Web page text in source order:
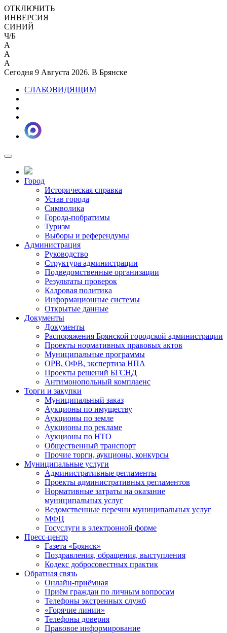
ОТКЛЮЧИТЬ
ИНВЕРСИЯ
СИНИЙ
Ч/Б
A
A
A
Сегодня 9 Августа 2026. В Брянске
СЛАБОВИДЯЩИМ
Город
Историческая справка
Устав города
Символика
Города-побратимы
Туризм
Выборы и референдумы
Администрация
Руководство
Структура администрации
Подведомственные организации
Результаты проверок
Кадровая политика
Информационные системы
Открытые данные
Документы
Документы
Распоряжения Брянской городской администрации
Проекты нормативных правовых актов
Муниципальные программы
ОРВ, ОФВ, экспертиза НПА
Проекты решений БГСНД
Антимонопольный комплаенс
Торги и закупки
Муниципальный заказ
Аукционы по имуществу
Аукционы по земле
Аукционы по рекламе
Аукционы по НТО
Общественный транспорт
Прочие торги, аукционы, конкурсы
Муниципальные услуги
Административные регламенты
Проекты административных регламентов
Нормативные затраты на оказание
муниципальных услуг
Ведомственные перечни муниципальных услуг
МФЦ
Госуслуги в электронной форме
Пресс-центр
Газета «Брянск»
Поздравления, обращения, выступления
Кодекс добросовестных практик
Обратная связь
Онлайн-приёмная
Приём граждан по личным вопросам
Телефоны экстренных служб
«Горячие линии»
Телефоны доверия
Правовое информирование